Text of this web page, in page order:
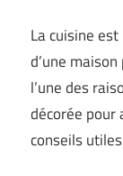
La cuisine
d’une
l’une des
décorée pour
conseils